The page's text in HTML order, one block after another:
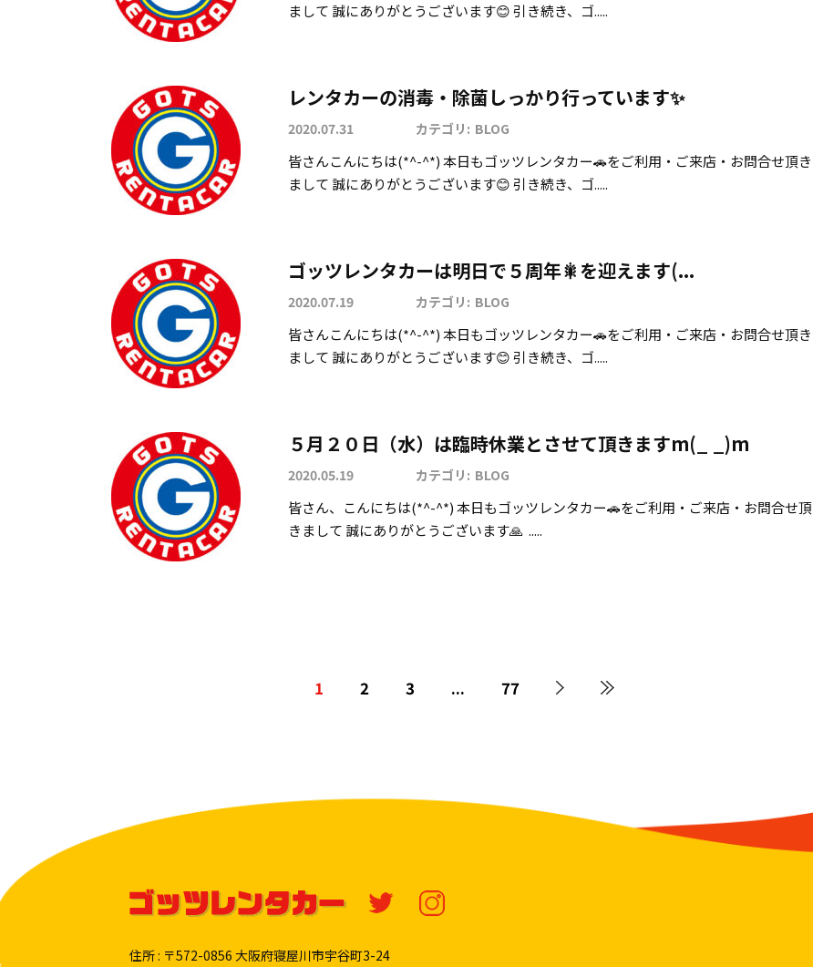
まして 誠にありがとうございます😊 引き続き、ゴ.....
レンタカーの消毒・除菌しっかり行っています✨
2020.07.31 カテゴリ: BLOG
皆さんこんにちは(*^-^*) 本日もゴッツレンタカー🚗をご利用・ご来店・お問合せ頂き
まして 誠にありがとうございます😊 引き続き、ゴ.....
ゴッツレンタカーは明日で５周年🎇を迎えます(...
2020.07.19 カテゴリ: BLOG
皆さんこんにちは(*^-^*) 本日もゴッツレンタカー🚗をご利用・ご来店・お問合せ頂き
まして 誠にありがとうございます😊 引き続き、ゴ.....
５月２０日（水）は臨時休業とさせて頂きますm(_ _)m
2020.05.19 カテゴリ: BLOG
皆さん、こんにちは(*^-^*) 本日もゴッツレンタカー🚗をご利用・ご来店・お問合せ頂
きまして 誠にありがとうございます🙏 .....
1 2 3 ... 77
住所 : 〒572-0856 大阪府寝屋川市宇谷町3-24